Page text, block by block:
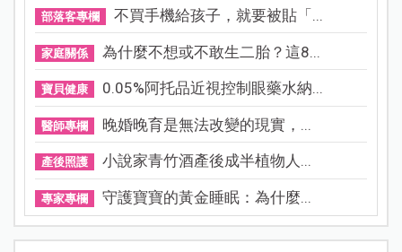
部落客專欄 不買手機給孩子，就要被貼「...
家庭關係 為什麼不想或不敢生二胎？這8...
寶貝健康 0.05%阿托品近視控制眼藥水納...
醫師專欄 晚婚晚育是無法改變的現實，...
產後照護 小說家青竹酒產後成半植物人...
專家專欄 守護寶寶的黃金睡眠：為什麼...